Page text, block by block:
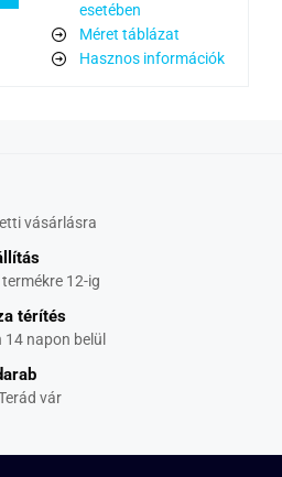
esetében
Méret táblázat
Hasznos információk
vásárlásra
12-ig
térítés
napon belül
vár